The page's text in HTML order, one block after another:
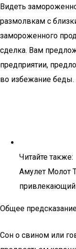
Видеть
размолвкам с
замороженного
сделка. Вам
предприятии,
во избежание беды.
Читайте также:
Амулет Молот
привлекающий
Общее
Сон о свином или